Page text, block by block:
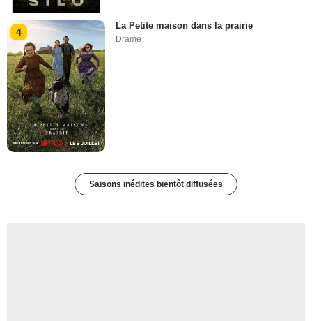
4
La Petite maison dans la prairie
Drame
Saisons inédites bientôt diffusées